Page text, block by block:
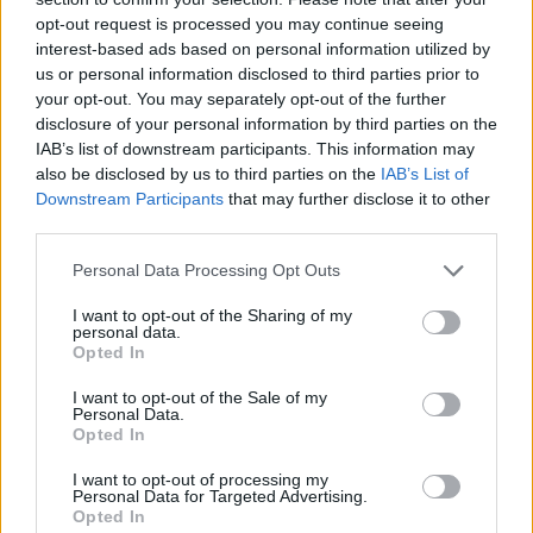
opt-out request is processed you may continue seeing
interest-based ads based on personal information utilized by
us or personal information disclosed to third parties prior to
your opt-out. You may separately opt-out of the further
disclosure of your personal information by third parties on the
IAB’s list of downstream participants. This information may
also be disclosed by us to third parties on the IAB’s List of
Downstream Participants that may further disclose it to other
Please note that this website/app uses one or more Google
not limited to your visit or usage behaviour. You may click to
grant or deny consent to Google and its third-party tags to
use your data for below specified purposes in below Google
consent section.
Personal Data Processing Opt Outs
I want to opt-out of the Sharing of my
personal data.
Opted In
I want to opt-out of the Sale of my
Personal Data.
Opted In
I want to opt-out of processing my
Personal Data for Targeted Advertising.
Opted In
Adott egy kitűnő alapsztori, két szép és kemény
hősnő, néhány bátor katona, meg a két fura civil,
akik mindketten rejtegetnek valamit. Ezek az
emberek egy klausztrofóbiás érzetet keltő, csupa
fém és üveg útvesztőbe vannak bezárva, ami már
eleve elég ijesztő lenne, de pláne rémisztő úgy, ha
közben zombikkal, mutánsokkal, egymással és egy
láthatatlan ellenséggel, a vírussal is meg kell
küzdeniük! Az viszont fura, hogy miért kell
alatt elszigetelné saját magát és az összes félelmetes
kreatúrát a föld mélyére örökre - akkor minek ez az
egész? De ez csak szőrszálhasogatás, hiszen, ha nem
mennének le, nem lenne izgalom...